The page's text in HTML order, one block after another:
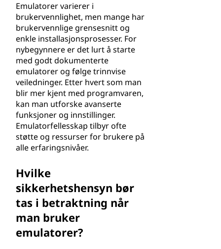
Emulatorer varierer i
brukervennlighet, men mange har
brukervennlige grensesnitt og
enkle installasjonsprosesser. For
nybegynnere er det lurt å starte
med godt dokumenterte
emulatorer og følge trinnvise
veiledninger. Etter hvert som man
blir mer kjent med programvaren,
kan man utforske avanserte
funksjoner og innstillinger.
Emulatorfellesskap tilbyr ofte
støtte og ressurser for brukere på
alle erfaringsnivåer.
Hvilke
sikkerhetshensyn bør
tas i betraktning når
man bruker
emulatorer?